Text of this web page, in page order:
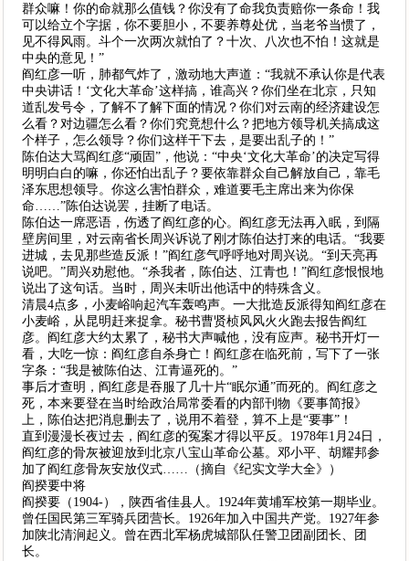
群众嘛！你的命就那么值钱？你没有了命我负责赔你一条命！我
可以给立个字据，你不要胆小，不要养尊处优，当老爷当惯了，
见不得风雨。斗个一次两次就怕了？十次、八次也不怕！这就是
中央的意见！”
阎红彦一听，肺都气炸了，激动地大声道：“我就不承认你是代表
中央讲话！‘文化大革命’这样搞，谁高兴？你们坐在北京，只知
道乱发号令，了解不了解下面的情况？你们对云南的经济建设怎
么看？对边疆怎么看？你们究竟想什么？把地方领导机关搞成这
个样子，怎么领导？你们这样干下去，是要出乱子的！”
陈伯达大骂阎红彦“顽固”，他说：“中央‘文化大革命’的决定写得
明明白白的嘛，你还怕出乱子？要依靠群众自己解放自己，靠毛
泽东思想领导。你这么害怕群众，难道要毛主席出来为你保
命……”陈伯达说罢，挂断了电话。
陈伯达一席恶语，伤透了阎红彦的心。阎红彦无法再入眠，到隔
壁房间里，对云南省长周兴诉说了刚才陈伯达打来的电话。“我要
进城，去见那些造反派！”阎红彦气呼呼地对周兴说。“到天亮再
说吧。”周兴劝慰他。“杀我者，陈伯达、江青也！”阎红彦恨恨地
说出了这句话。当时，周兴未听出他话中的特殊含义。
清晨4点多，小麦峪响起汽车轰鸣声。一大批造反派得知阎红彦在
小麦峪，从昆明赶来捉拿。秘书曹贤桢风风火火跑去报告阎红
彦。阎红彦大约太累了，秘书大声喊他，没有应声。秘书开灯一
看，大吃一惊：阎红彦自杀身亡！阎红彦在临死前，写下了一张
字条：“我是被陈伯达、江青逼死的。”
事后才查明，阎红彦是吞服了几十片“眠尔通”而死的。阎红彦之
死，本来要登在当时给政治局常委看的内部刊物《要事简报》
上，陈伯达把消息删去了，说用不着登，算不上是“要事”！
直到漫漫长夜过去，阎红彦的冤案才得以平反。1978年1月24日，
阎红彦的骨灰被迎放到北京八宝山革命公墓。邓小平、胡耀邦参
加了阎红彦骨灰安放仪式……（摘自《纪实文学大全》）
阎揆要中将
阎揆要（1904-），陕西省佳县人。1924年黄埔军校第一期毕业。
曾任国民第三军骑兵团营长。1926年加入中国共产党。1927年参
加陕北清涧起义。曾在西北军杨虎城部队任警卫团副团长、团
长。